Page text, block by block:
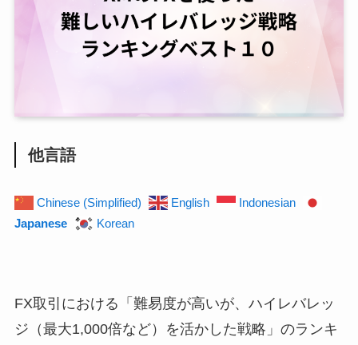
他言語
Chinese (Simplified) English
Indonesian
Japanese
Korean
FX取引における「難易度が高いが、ハイレバレッ
ジ（最大1,000倍など）を活かした戦略」のランキ